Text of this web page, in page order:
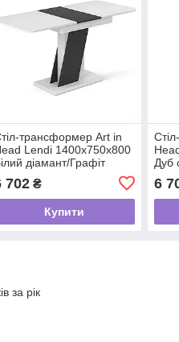
трансформер Art in
Lendi 1400х750х800
діамант/Графіт
702₴
Купити
Дуб
6
за рік